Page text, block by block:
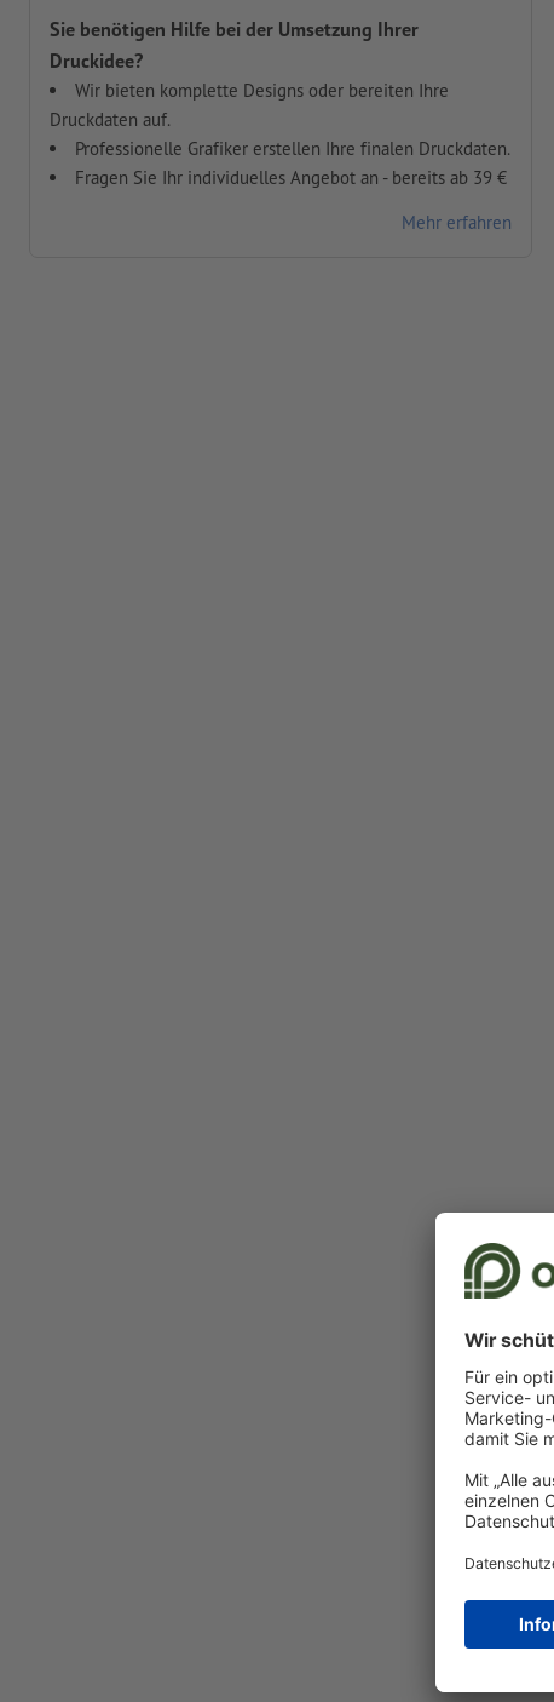
Sie benötigen Hilfe bei der Umsetzung Ihrer
Druckidee?
Wir bieten komplette Designs oder bereiten Ihre
Druckdaten auf.
Professionelle Grafiker erstellen Ihre finalen Druckdaten.
Fragen Sie Ihr individuelles Angebot an - bereits ab 39 €
Mehr erfahren